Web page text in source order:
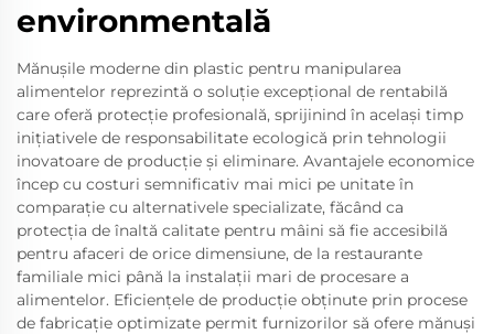
environmentală
Mănușile moderne din plastic pentru manipularea
alimentelor reprezintă o soluție excepțional de rentabilă
care oferă protecție profesională, sprijinind în același timp
inițiativele de responsabilitate ecologică prin tehnologii
inovatoare de producție și eliminare. Avantajele economice
încep cu costuri semnificativ mai mici pe unitate în
comparație cu alternativele specializate, făcând ca
protecția de înaltă calitate pentru mâini să fie accesibilă
pentru afaceri de orice dimensiune, de la restaurante
familiale mici până la instalații mari de procesare a
alimentelor. Eficiențele de producție obținute prin procese
de fabricație optimizate permit furnizorilor să ofere mănuși